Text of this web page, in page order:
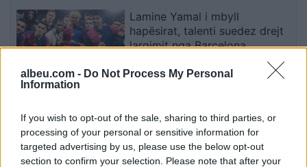
albeu.com - Do Not Process My Personal
Information
If you wish to opt-out of the sale, sharing to third parties, or
processing of your personal or sensitive information for
targeted advertising by us, please use the below opt-out
section to confirm your selection. Please note that after your
Lamine Yamal i mbyll
hapësirat, talenti suedez drejt
largimit nga Barcelona
që po tentonte të kalonte
ilegalisht nga Maroku me
parashutë bie në det dhe vdes